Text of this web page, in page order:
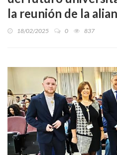
la reunión de la
18/02/2025 0 837